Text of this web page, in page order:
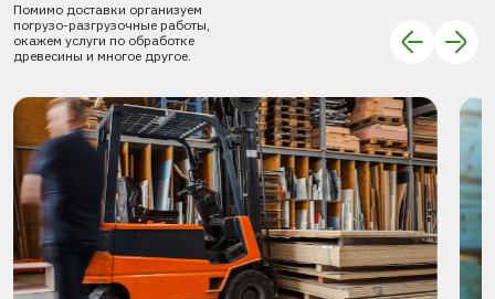
Помимо доставки организуем
погрузо-разгрузочные работы,
окажем услуги по обработке
древесины и многое другое.